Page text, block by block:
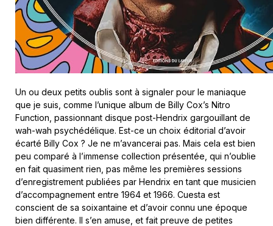
Un ou deux petits oublis sont à signaler pour le maniaque
que je suis, comme l’unique album de Billy Cox’s Nitro
Function, passionnant disque post-Hendrix gargouillant de
wah-wah psychédélique. Est-ce un choix éditorial d’avoir
écarté Billy Cox ? Je ne m’avancerai pas. Mais cela est bien
peu comparé à l’immense collection présentée, qui n’oublie
en fait quasiment rien, pas même les premières sessions
d’enregistrement publiées par Hendrix en tant que musicien
d’accompagnement entre 1964 et 1966. Cuesta est
conscient de sa soixantaine et d’avoir connu une époque
bien différente. Il s’en amuse, et fait preuve de petites